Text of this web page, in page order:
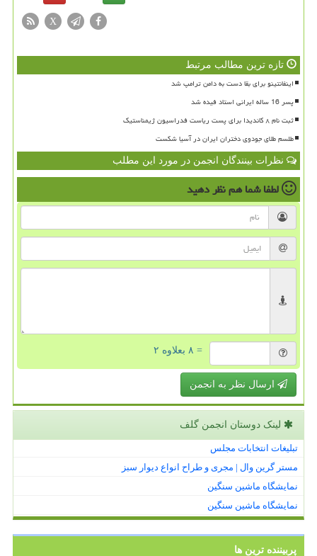
X
تازه ترین مطالب مرتبط
اینفانتینو برای بقا دست به دامن ترامپ شد
پسر 16 ساله ایرانی استاد فیده شد
ثبت نام ۸ کاندیدا برای پست ریاست فدراسیون ژیمناستیک
طلسم طلای جودوی دختران ایران در آسیا شکست
نظرات بینندگان انجمن در مورد این مطلب
لطفا شما همنظر دهید
= ۸ بعلاوه ۲
ارسال نظر به انجمن
لینک دوستان انجمن گلف
تبلیغات انتخابات مجلس
مستر گرین وال | مجری و طراح انواع دیوار سبز
نمایشگاه ماشین سنگین
نمایشگاه ماشین سنگین
پربیننده ترین ها